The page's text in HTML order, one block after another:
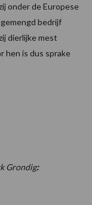
onder de Europese
bedrijf
dierlijke mest
hen is dus sprake
Grondig: